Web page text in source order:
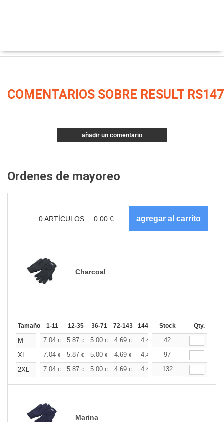
COMENTARIOS SOBRE RESULT RS147
añadir un comentario
Ordenes de mayoreo
0ARTÍCULOS 0.00 €
Charcoal
Tamaño 1-11 12-35 36-71 72-143 144-287 288 + Más
Stock Qty.
M 7.04 € 5.87 € 5.00 € 4.69 € 4.46 4.41
42
XL
7.04 € 5.87 € 5.00 € 4.69 € 4.46 4.41
97
2XL
7.04 € 5.87 € 5.00 € 4.69 € 4.46 4.41
132
Marina